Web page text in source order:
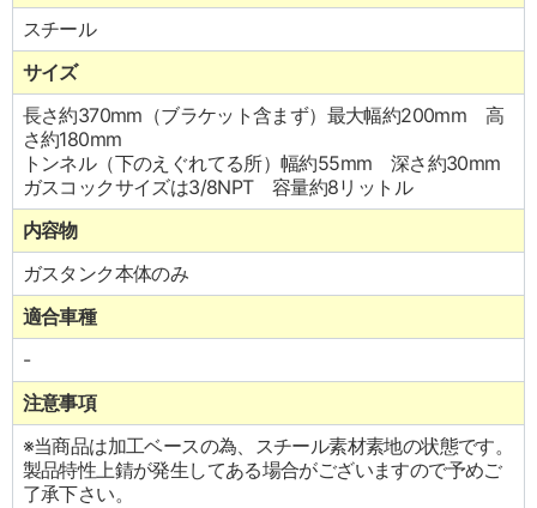
スチール
サイズ
長さ約370mm（ブラケット含まず）最大幅約200mm 高
さ約180mm
トンネル（下のえぐれてる所）幅約55mm 深さ約30mm
ガスコックサイズは3/8NPT 容量約8リットル
内容物
ガスタンク本体のみ
適合車種
-
注意事項
※当商品は加工ベースの為、スチール素材素地の状態です。
製品特性上錆が発生してある場合がございますので予めご
了承下さい。